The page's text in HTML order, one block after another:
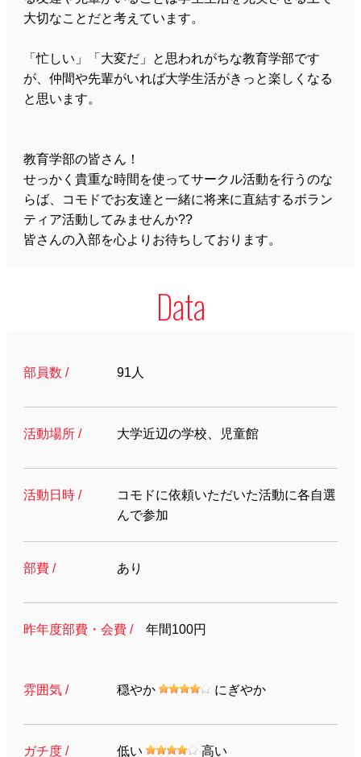
大切なことだと考えています。
「忙しい」「大変だ」と思われがちな教育学部です
が、仲間や先輩がいれば大学生活がきっと楽しくなる
と思います。
教育学部の皆さん！
せっかく貴重な時間を使ってサークル活動を行うのな
らば、コモドでお友達と一緒に将来に直結するボラン
ティア活動してみませんか??
皆さんの入部を心よりお待ちしております。
Data
部員数 / 91人
活動場所 / 大学近辺の学校、児童館
活動日時 /
コモドに依頼いただいた活動に各自選
んで参加
部費 / あり
昨年度部費・会費 / 年間100円
雰囲気 / 穏やか にぎやか
ガチ度 / 低い 高い